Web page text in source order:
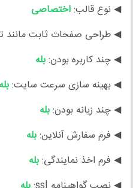
◀ نوع قالب:اختصاصی
◀ طراحی صفحات ثابت مانند
◀ چند کاربره بودن:بله
◀ بهینه سازی سرعت سایت:بله
◀ چند زبانه بودن:بله
◀ فرم سفارش آنلاین:بله
◀ فرم اخذ نمایندگی:بله